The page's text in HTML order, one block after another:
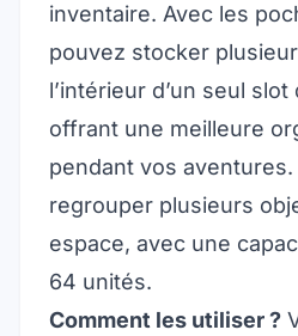
inventaire. Avec les
pouvez stocker
l’intérieur d’un seul
offrant une meilleure
pendant vos
regrouper plusieurs
espace, avec une
64 unités.
Comment les utiliser ?